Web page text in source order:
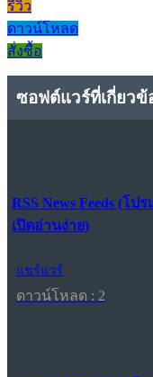
รีวิว
ดาวน์โหลด
สั่งซื้อ
ซอฟต์แวร์ที่เกี่ยวข้
RSS News Feeds (โ
เปิดอ่านง่าย)
แชร์แวร์
ดาวน์โหลด : 2